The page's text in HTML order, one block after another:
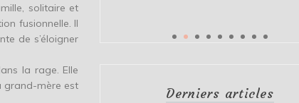
solitaire et
fusionnelle. Il
de s’éloigner
la rage. Elle
grand-mère est
Derniers articles